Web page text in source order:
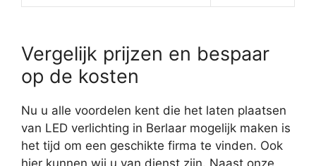
Vergelijk prijzen en bespaar
op de kosten
Nu u alle voordelen kent die het laten plaatsen
van LED verlichting in Berlaar mogelijk maken is
het tijd om een geschikte firma te vinden. Ook